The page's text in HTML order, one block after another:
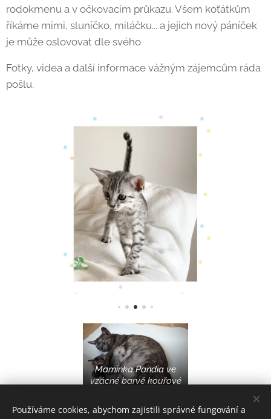
rodokmenu a v očkovacím průkazu. Všem koťátkům
říkáme mimi, sluníčko, miláčku... a jejich nový páníček
je může oslovovat dle svého 🤗
Fotky, videa a další informace vážným zájemcům ráda
pošlu.
Maminka Pandia ve
vzácné barvě kouřové
Zájemcům o koťátko
Používáme cookies, abychom zajistili správné fungování a